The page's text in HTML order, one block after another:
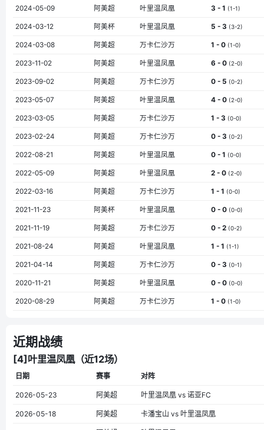
2024-05-09 阿美超 叶里温凤凰 3 - 1 (1-1)
2024-03-12 阿美杯 叶里温凤凰 5 - 3 (3-2)
2024-03-08 阿美超 万卡仁沙万 1 - 0 (1-0)
2023-11-02 阿美超 叶里温凤凰 6 - 0 (2-0)
2023-09-02 阿美超 万卡仁沙万 0 - 5 (0-2)
2023-05-07 阿美超 叶里温凤凰 4 - 0 (2-0)
2023-03-05 阿美超 万卡仁沙万 1 - 3 (0-0)
2023-02-24 阿美超 万卡仁沙万 0 - 3 (0-2)
2022-08-21 阿美超 叶里温凤凰 0 - 1 (0-0)
2022-05-09 阿美超 叶里温凤凰 2 - 0 (2-0)
2022-03-16 阿美超 万卡仁沙万 1 - 1 (0-0)
2021-11-23 阿美杯 叶里温凤凰 0 - 0 (0-0)
2021-11-19 阿美超 万卡仁沙万 0 - 2 (0-2)
2021-08-24 阿美超 叶里温凤凰 1 - 1 (1-1)
2021-04-14 阿美超 万卡仁沙万 0 - 3 (0-1)
2020-11-21 阿美超 叶里温凤凰 0 - 0 (0-0)
2020-08-29 阿美超 万卡仁沙万 1 - 0 (1-0)
近期战绩
[4]叶里温凤凰（近12场）
日期 赛事 对阵
2026-05-23 阿美超 叶里温凤凰 vs 诺亚FC
2026-05-18 阿美超 卡潘宝山 vs 叶里温凤凰